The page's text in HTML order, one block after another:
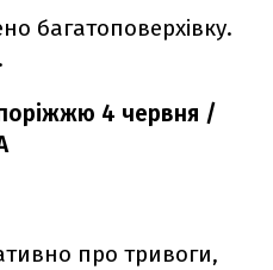
багатоповерхівку.
4 червня /
про тривоги,